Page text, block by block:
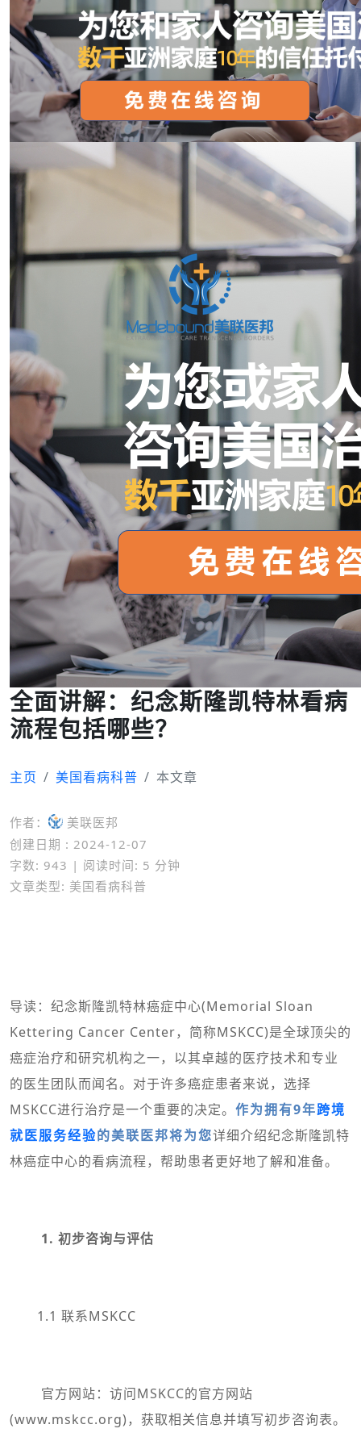
全面讲解：纪念斯隆凯特林看病
流程包括哪些？
主页 美国看病科普 本文章
作者：
美联医邦
创建日期 : 2024-12-07
字数: 943 | 阅读时间: 5 分钟
文章类型: 美国看病科普
导读：纪念斯隆凯特林癌症中心(Memorial Sloan
Kettering Cancer Center，简称MSKCC)是全球顶尖的
癌症治疗和研究机构之一，以其卓越的医疗技术和专业
的医生团队而闻名。对于许多癌症患者来说，选择
MSKCC进行治疗是一个重要的决定。 作为拥有9年跨境
就医服务经验的美联医邦将为您详细介绍纪念斯隆凯特
林癌症中心的看病流程，帮助患者更好地了解和准备。
1. 初步咨询与评估
1.1 联系MSKCC
官方网站：访问MSKCC的官方网站
(www.mskcc.org)，获取相关信息并填写初步咨询表。